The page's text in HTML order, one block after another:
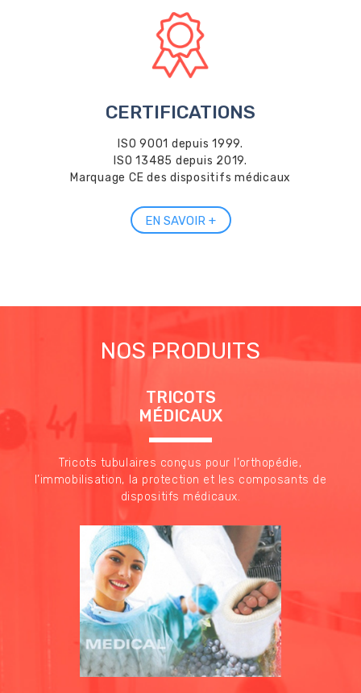
CERTIFICATIONS
ISO 9001 depuis 1999.
ISO 13485 depuis 2019.
Marquage CE des dispositifs médicaux
EN SAVOIR +
NOS PRODUITS
TRICOTS
MÉDICAUX
Tricots tubulaires conçus pour l’orthopédie,
l’immobilisation, la protection et les composants de
dispositifs médicaux.